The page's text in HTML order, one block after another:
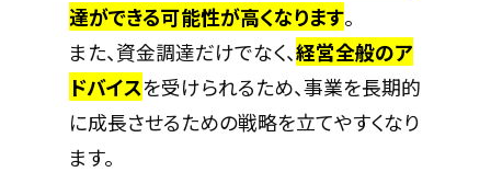
達ができる可能性が高くなります。
また、資金調達だけでなく、経営全般のア
ドバイスを受けられるため、事業を長期的
に成長させるための戦略を立てやすくなり
ます。